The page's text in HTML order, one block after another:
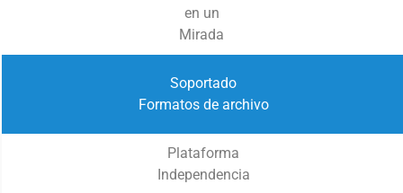
en un
Mirada
Soportado
Formatos de archivo
Plataforma
Independencia